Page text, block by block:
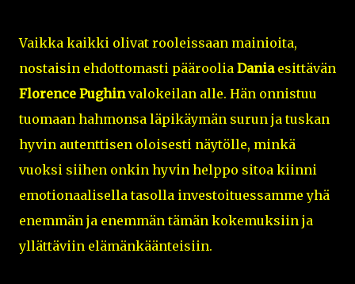
Vaikka kaikki olivat rooleissaan mainioita,
nostaisin ehdottomasti pääroolia Daniaesittävän
Florence Pughinvalokeilan alle. Hän onnistuu
tuomaan hahmonsa läpikäymän surun ja tuskan
hyvin autenttisen oloisesti näytölle, minkä
vuoksi siihen onkin hyvin helppo sitoa kiinni
emotionaalisella tasolla investoituessamme yhä
enemmän ja enemmän tämän kokemuksiin ja
yllättäviin elämänkäänteisiin.